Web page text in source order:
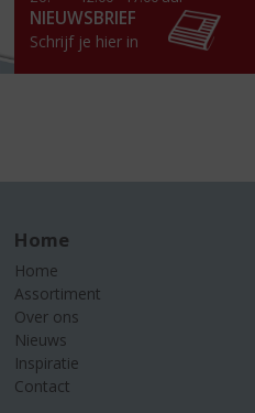
NIEUWSBRIEF
Schrijf je hier in
Home
Home
Assortiment
Over ons
Nieuws
Inspiratie
Contact